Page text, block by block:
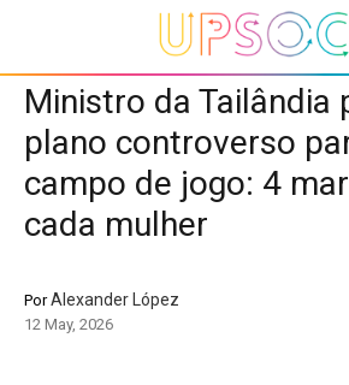
Ministro da Tailândia
plano controverso
campo de jogo: 4
cada mulher
PorAlexander López
12 May, 2026